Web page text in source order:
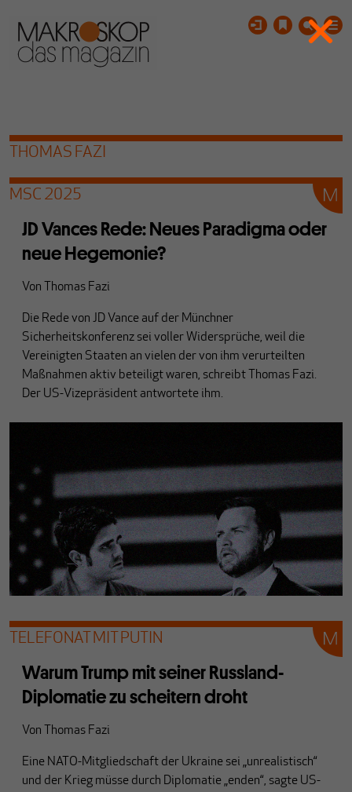
THOMAS FAZI
MSC 2025
JD Vances Rede: Neues Paradigma oder
neue Hegemonie?
Von Thomas Fazi
Die Rede von JD Vance auf der Münchner
Sicherheitskonferenz sei voller Widersprüche, weil die
Vereinigten Staaten an vielen der von ihm verurteilten
Maßnahmen aktiv beteiligt waren, schreibt Thomas Fazi.
Der US-Vizepräsident antwortete ihm.
TELEFONAT MIT PUTIN
Warum Trump mit seiner Russland-
Diplomatie zu scheitern droht
Von Thomas Fazi
Eine NATO-Mitgliedschaft der Ukraine sei „unrealistisch“
und der Krieg müsse durch Diplomatie „enden“, sagte US-